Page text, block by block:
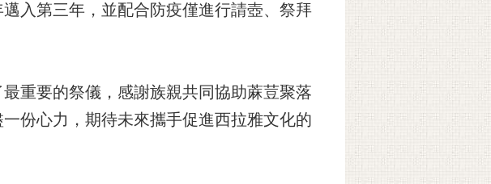
入第三年，並配合防疫僅進行請壺、祭拜
重要的祭儀，感謝族親共同協助蔴荳聚落
份心力，期待未來攜手促進西拉雅文化的